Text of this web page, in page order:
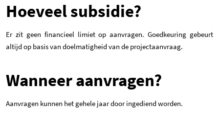
Hoeveel subsidie?
Er zit geen financieel limiet op aanvragen. Goedkeuring gebeurt
altijd op basis van doelmatigheid van de projectaanvraag.
Wanneer aanvragen?
Aanvragen kunnen het gehele jaar door ingediend worden.